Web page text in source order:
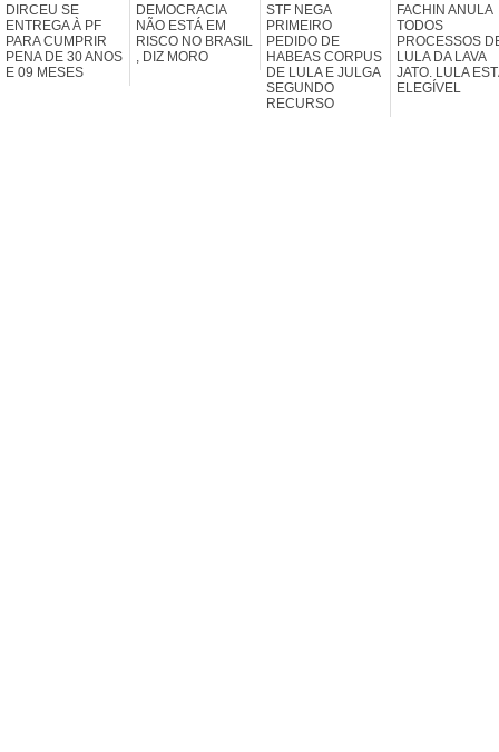
DIRCEU SE
ENTREGA À PF
PARA CUMPRIR
PENA DE 30 ANOS
E 09 MESES
DEMOCRACIA
NÃO ESTÁ EM
RISCO NO BRASIL
, DIZ MORO
STF NEGA
PRIMEIRO
PEDIDO DE
HABEAS CORPUS
DE LULA E JULGA
SEGUNDO
RECURSO
FACHIN ANULA
TODOS
PROCESSOS
LULA DA LAVA
JATO. LULA
ELEGÍVEL